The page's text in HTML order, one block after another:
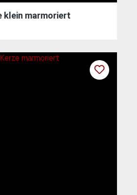
klein marmoriert